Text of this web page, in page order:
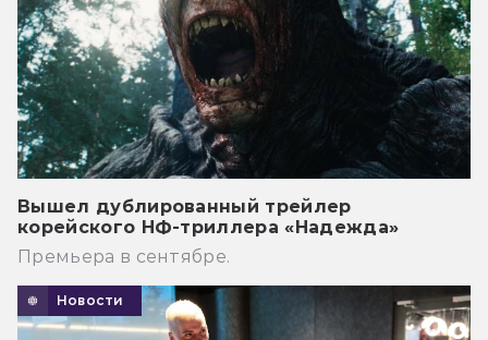
Вышел дублированный трейлер
корейского НФ-триллера «Надежда»
Премьера в сентябре.
Новости